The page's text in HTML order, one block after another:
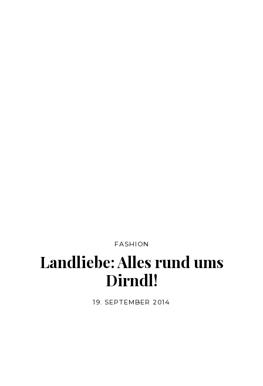
FASHION
Landliebe: Alles rund ums
Dirndl!
19. SEPTEMBER 2014